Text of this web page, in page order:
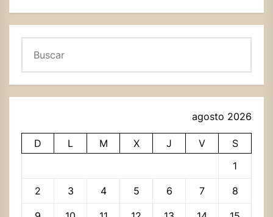
agosto 2026
D L M X J V
S
1
2 3 4 5 6 7 8